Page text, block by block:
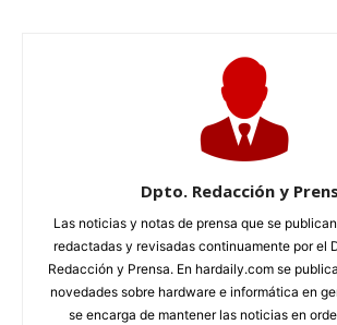
Dpto. Redacción y
Las noticias y notas de prensa que se
redactadas y revisadas continuamente por el
Redacción y Prensa. En hardaily.com se
novedades sobre hardware e informática en
se encarga de mantener las noticias en